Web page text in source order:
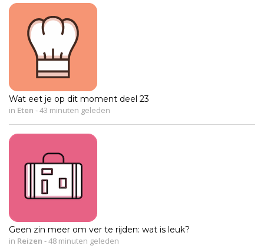
Wat eet je op dit moment deel 23
in Eten -43 minuten geleden
Geen zin meer om ver te rijden: wat is leuk?
in Reizen -48 minuten geleden